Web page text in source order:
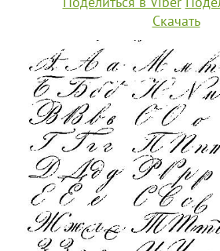
Поделиться в Viber
Скачать